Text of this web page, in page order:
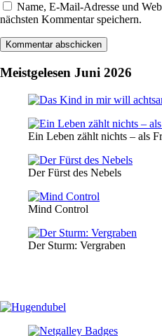
Name, E-Mail-Adresse und
nächsten Kommentar speichern.
Meistgelesen Juni 2026
Ein Leben zählt nichts – als
Der Fürst des Nebels
Mind Control
Der Sturm: Vergraben